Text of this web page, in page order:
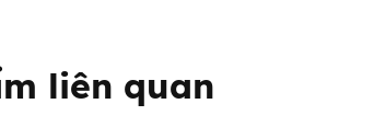
liên quan